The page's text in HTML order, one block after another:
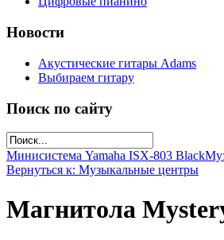
Новости
Акустические гитары Adams
Выбираем гитару
Поиск по сайту
Минисистема Yamaha ISX-803 Black
Вернуться к: Музыкальные центры
Магнитола